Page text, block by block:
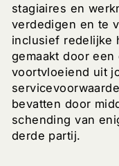
stagiaires en
verdedigen en te
inclusief redelijke
gemaakt door
voortvloeiend uit
bevatten door
schending van
derde partij.